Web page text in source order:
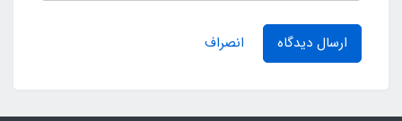
ارسال دیدگاه انصراف